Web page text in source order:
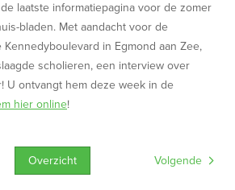
laatste informatiepagina voor de zomer
bladen. Met aandacht voor de
in Egmond aan Zee,
scholieren, een interview over
U ontvangt hem deze week in de
hier online!
Volgende
Overzicht